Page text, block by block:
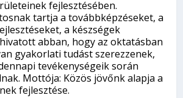
fejlesztésében.
tartja a továbbképzéseket, a
a készségek
abban, hogy az oktatásban
gyakorlati tudást szerezzenek,
tevékenységeik során
Mottója: Közös jövőnk alapja a
fejlesztése.